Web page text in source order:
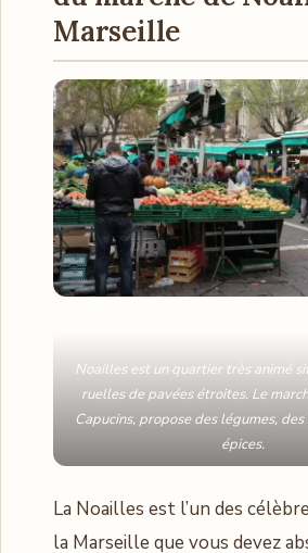
Marseille
Noailles est un quartier très animé
ruelles de pavées étroites. Le
Capucins, propose des légumes,
épices.
La Noailles est l’un des
la Marseille que vous devez